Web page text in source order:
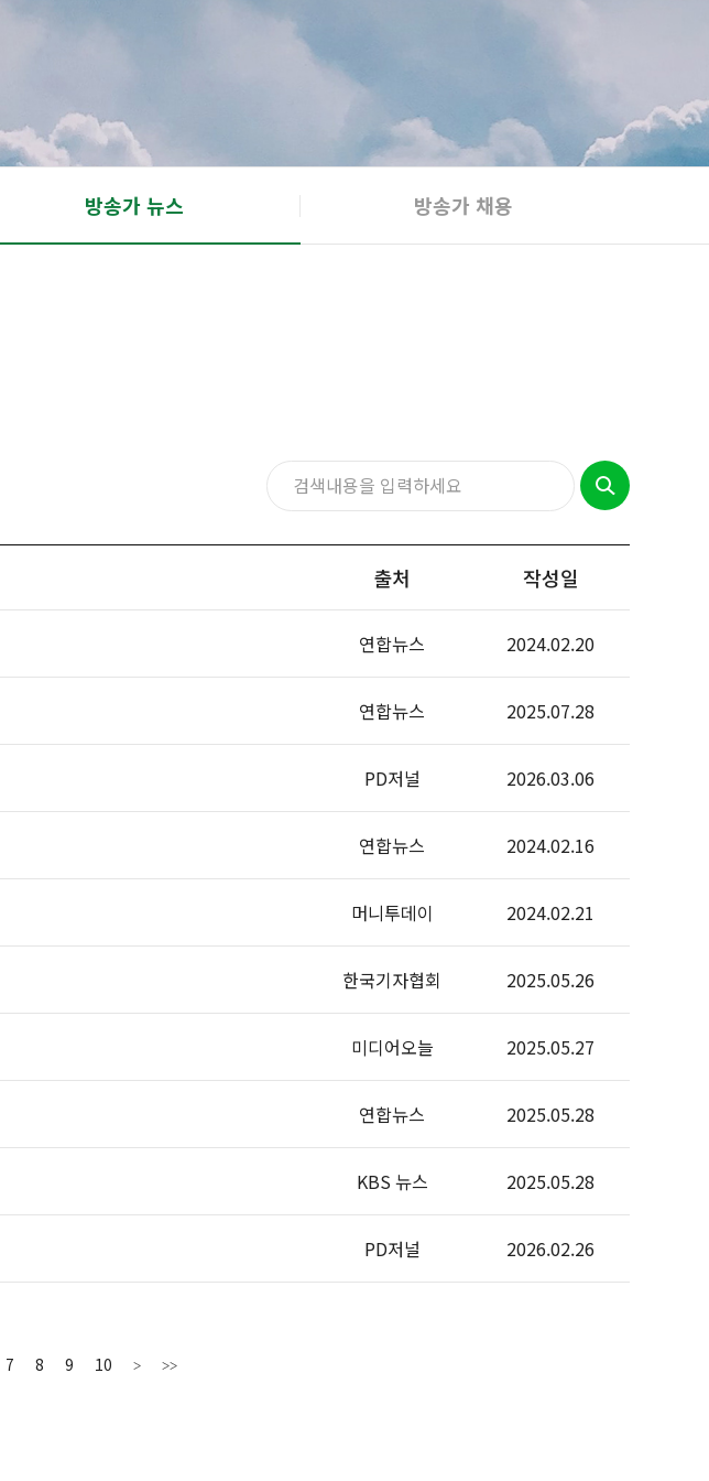
방송가 뉴스 방송가 채용
출처 작성일
연합뉴스 2024.02.20
연합뉴스 2025.07.28
PD저널 2026.03.06
연합뉴스 2024.02.16
머니투데이 2024.02.21
한국기자협회 2025.05.26
미디어오늘 2025.05.27
연합뉴스 2025.05.28
KBS 뉴스 2025.05.28
PD저널 2026.02.26
7 8 9 10